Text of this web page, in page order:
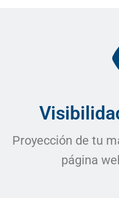
Proyección de tu
página